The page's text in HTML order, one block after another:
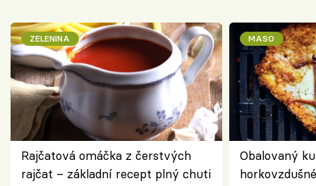
ZELENINA
Rajčatová omáčka z čerstvých
rajčat – základní recept plný chuti
MASO
Obalovaný